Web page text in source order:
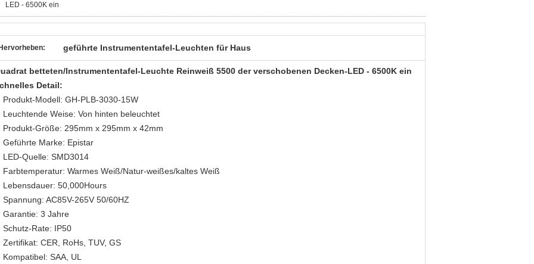
LED - 6500K ein
Hervorheben: geführte Instrumententafel-Leuchten für Haus
betteten/Instrumententafel-Leuchte Reinweiß 5500 der verschobenen Decken-LED - 6500K ein
Detail:
Produkt-Modell: GH-PLB-3030-15W
Leuchtende Weise: Von hinten beleuchtet
Produkt-Größe: 295mm x 295mm x 42mm
Geführte Marke: Epistar
LED-Quelle: SMD3014
Farbtemperatur: Warmes Weiß/Natur-weißes/kaltes Weiß
Lebensdauer: 50,000Hours
Spannung: AC85V-265V 50/60HZ
Garantie: 3 Jahre
Schutz-Rate: IP50
Zertifikat: CER, RoHs, TUV, GS
Kompatibel: SAA, UL